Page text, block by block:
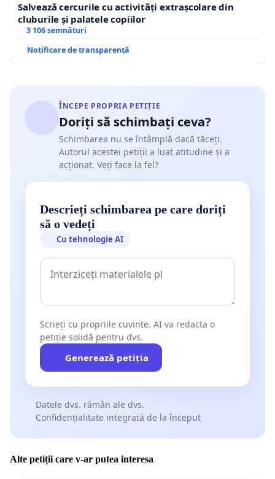
Salvează cercurile cu activități extrașcolare din
cluburile și palatele copiilor
3 106 semnături
Notificare de transparență
ÎNCEPE PROPRIA PETIȚIE
Doriți să schimbați ceva?
Schimbarea nu se întâmplă dacă tăceți.
Autorul acestei petiții a luat atitudine și a
acționat. Veți face la fel?
Descrieți schimbarea pe care doriți
să o vedeți
Cu tehnologie AI
Scrieți cu propriile cuvinte. AI va redacta o
petiție solidă pentru dvs.
Generează petiția
Datele dvs. rămân ale dvs.
Confidențialitate integrată de la început
Alte petiții care v-ar putea interesa